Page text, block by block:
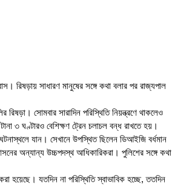
রিষড়ায় সাধারণ মানুষের সঙ্গে কথা বলার পর রাজ্যপাল
৩ ঘণ্টারও বেশিক্ষণ ট্রেন চলাচল বন্ধ রাখতে হয়।
যান। সেখানে উপস্থিত ছিলেন ডিআইজি বর্ধমান
অন্যান্য উচ্চপদস্থ আধিকারিকরা। পুলিশের সঙ্গে কথা